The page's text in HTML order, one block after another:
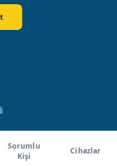
Sorumlu
Kişi
Cihazlar